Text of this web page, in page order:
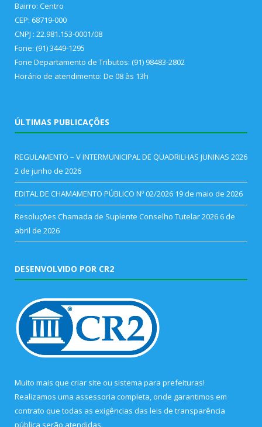
Bairro: Centro
CEP: 68719-000
CNPJ : 22.981.153-0001/08
Fone: (91) 3449-1295
Fone Departamento de Tributos: (91) 98483-2802
Horário de atendimento: De 08 às 13h
ÚLTIMAS PUBLICAÇÕES
REGULAMENTO – V INTERMUNICIPAL DE QUADRILHAS JUNINAS 2026
2 de junho de 2026
EDITAL DE CHAMAMENTO PÚBLICO Nº 02/2026 19 de maio de 2026
Resoluções Chamada de Suplente Conselho Tutelar 2026 6 de
abril de 2026
DESENVOLVIDO POR CR2
Muito mais que criar site ou sistema para prefeituras!
Realizamos uma assessoria completa, onde garantimos em
contrato que todas as exigências das leis de transparência
pública serão atendidas.